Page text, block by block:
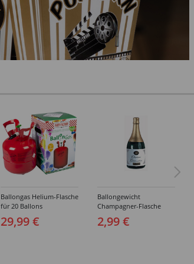
Ballongas Helium-Flasche
für 20 Ballons
29,99 €
Ballongewicht
Champagner-Flasche
2,99 €